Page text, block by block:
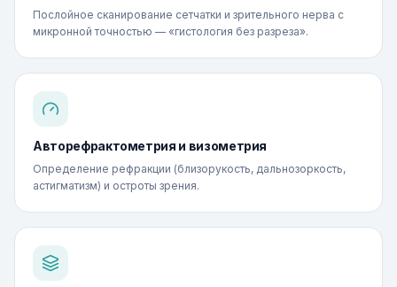
Послойное сканирование сетчатки и зрительного нерва с
микронной точностью — «гистология без разреза».
Авторефрактометрия и визометрия
Определение рефракции (близорукость, дальнозоркость,
астигматизм) и остроты зрения.